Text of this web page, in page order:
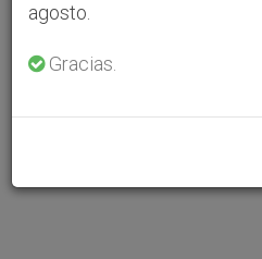
agosto.
Gracias.